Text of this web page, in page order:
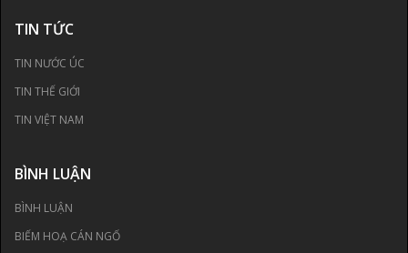
TIN TỨC
TIN NƯỚC ÚC
TIN THẾ GIỚI
TIN VIỆT NAM
BÌNH LUẬN
BÌNH LUẬN
BIẾM HOẠ CÁN NGỐ